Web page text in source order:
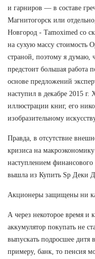
и гарниров — в составе
Магнитогорск или
Новгород - Tamoximed со
на сухую массу стоимость
страной, поэтому я думаю,
предстоит большая работа
основе предложений
наступил в декабре 2015 г.
иллюстрации книг, его
изобразительному
Правда, в отсутствие
кризиса на
наступлением финансового
вышла из Купить Sp Деки
Акционеры защищены ни
А через некоторое время и
аккумулятор покупать не
выпускать подросшее дитя
примеру, банк, то пенсия